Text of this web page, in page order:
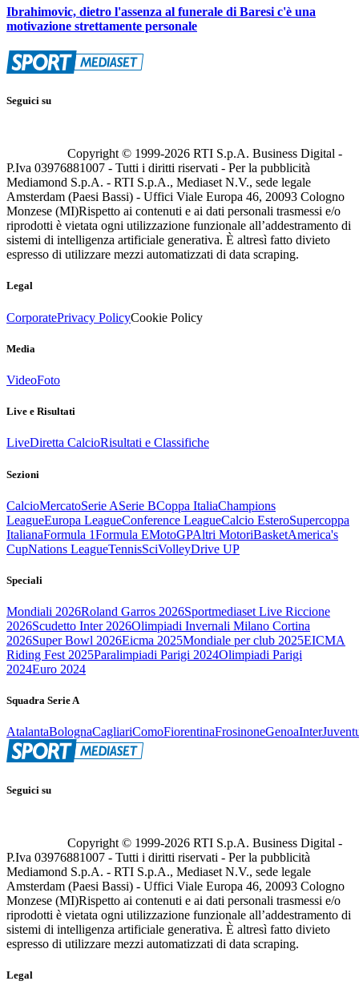
Ibrahimovic, dietro l'assenza al funerale di Baresi c'è una
motivazione strettamente personale
Seguici su
Copyright © 1999-2026 RTI S.p.A. Business Digital -
P.Iva 03976881007 - Tutti i diritti riservati - Per la pubblicità
Mediamond S.p.A. - RTI S.p.A., Mediaset N.V., sede legale
Amsterdam (Paesi Bassi) - Uffici Viale Europa 46, 20093 Cologno
Monzese (MI)Rispetto ai contenuti e ai dati personali trasmessi e/o
riprodotti è vietata ogni utilizzazione funzionale all’addestramento di
sistemi di intelligenza artificiale generativa. È altresì fatto divieto
espresso di utilizzare mezzi automatizzati di data scraping.
Legal
CorporatePrivacy PolicyCookie Policy
Media
VideoFoto
Live e Risultati
LiveDiretta CalcioRisultati e Classifiche
Sezioni
CalcioMercatoSerie ASerie BCoppa ItaliaChampions
LeagueEuropa LeagueConference LeagueCalcio EsteroSupercoppa
ItalianaFormula 1Formula EMotoGPAltri MotoriBasketAmerica's
CupNations LeagueTennisSciVolleyDrive UP
Speciali
Mondiali 2026Roland Garros 2026Sportmediaset Live Riccione
2026Scudetto Inter 2026Olimpiadi Invernali Milano Cortina
2026Super Bowl 2026Eicma 2025Mondiale per club 2025EICMA
Riding Fest 2025Paralimpiadi Parigi 2024Olimpiadi Parigi
2024Euro 2024
Squadra Serie A
AtalantaBolognaCagliariComoFiorentinaFrosinoneGenoaInter
Seguici su
Copyright © 1999-2026 RTI S.p.A. Business Digital -
P.Iva 03976881007 - Tutti i diritti riservati - Per la pubblicità
Mediamond S.p.A. - RTI S.p.A., Mediaset N.V., sede legale
Amsterdam (Paesi Bassi) - Uffici Viale Europa 46, 20093 Cologno
Monzese (MI)Rispetto ai contenuti e ai dati personali trasmessi e/o
riprodotti è vietata ogni utilizzazione funzionale all’addestramento di
sistemi di intelligenza artificiale generativa. È altresì fatto divieto
espresso di utilizzare mezzi automatizzati di data scraping.
Legal